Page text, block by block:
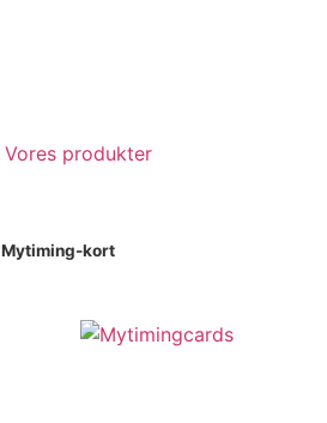
Vores produkter
Mytiming-kort